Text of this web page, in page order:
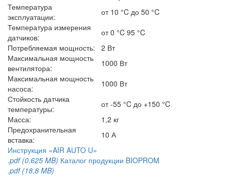
Температура
эксплуатации:
от 10 °C до 50 °C
Температура измерения
датчиков:
от 0 °C 95 °C
Потребляемая мощность:
2 Вт
Максимальная мощность
вентилятора:
1000 Вт
Максимальная мощность
насоса:
1000 Вт
Стойкость датчика
температуры:
от -55 °C до +150 °C
Масса:
1,2 кг
Предохранительная
вставка:
10 А
Инструкция «AIR AUTO U»
.pdf (0,625 MB) Каталог продукции BIOPROM
.pdf (18,8 MB)